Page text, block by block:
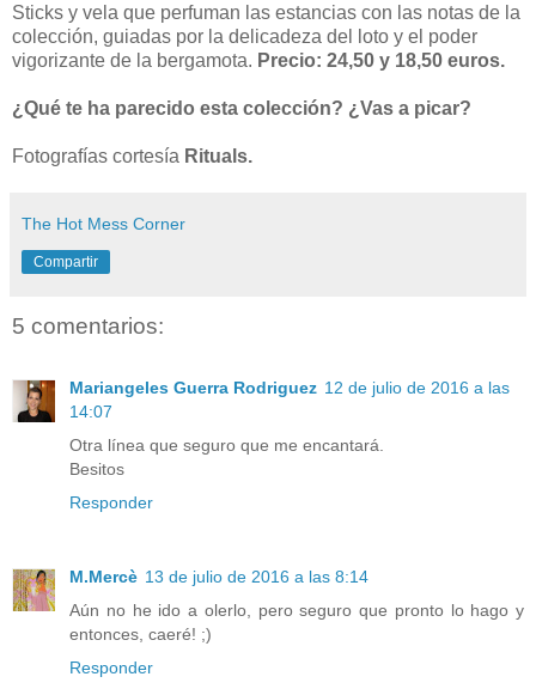
Sticks y vela que perfuman las estancias con las notas de la
colección, guiadas por la delicadeza del loto y el poder
vigorizante de la bergamota. Precio: 24,50 y 18,50 euros.
¿Qué te ha parecido esta colección? ¿Vas a picar?
Fotografías cortesía Rituals.
The Hot Mess Corner
Compartir
5 comentarios:
Mariangeles Guerra Rodriguez 12 de julio de 2016 a las
14:07
Otra línea que seguro que me encantará.
Besitos
Responder
M.Mercè 13 de julio de 2016 a las 8:14
Aún no he ido a olerlo, pero seguro que pronto lo hago y
entonces, caeré! ;)
Responder